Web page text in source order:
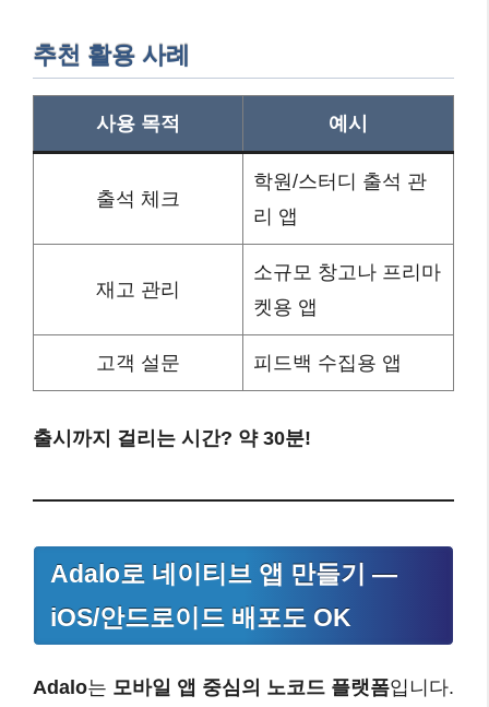
추천 활용 사례
사용 목적 예시
출석 체크
학원/스터디 출석 관
리 앱
재고 관리
소규모 창고나 프리마
켓용 앱
고객 설문 피드백 수집용 앱
출시까지 걸리는 시간? 약 30분!
Adalo로 네이티브 앱 만들기 —
iOS/안드로이드 배포도 OK
Adalo는 모바일 앱 중심의 노코드 플랫폼입니다.